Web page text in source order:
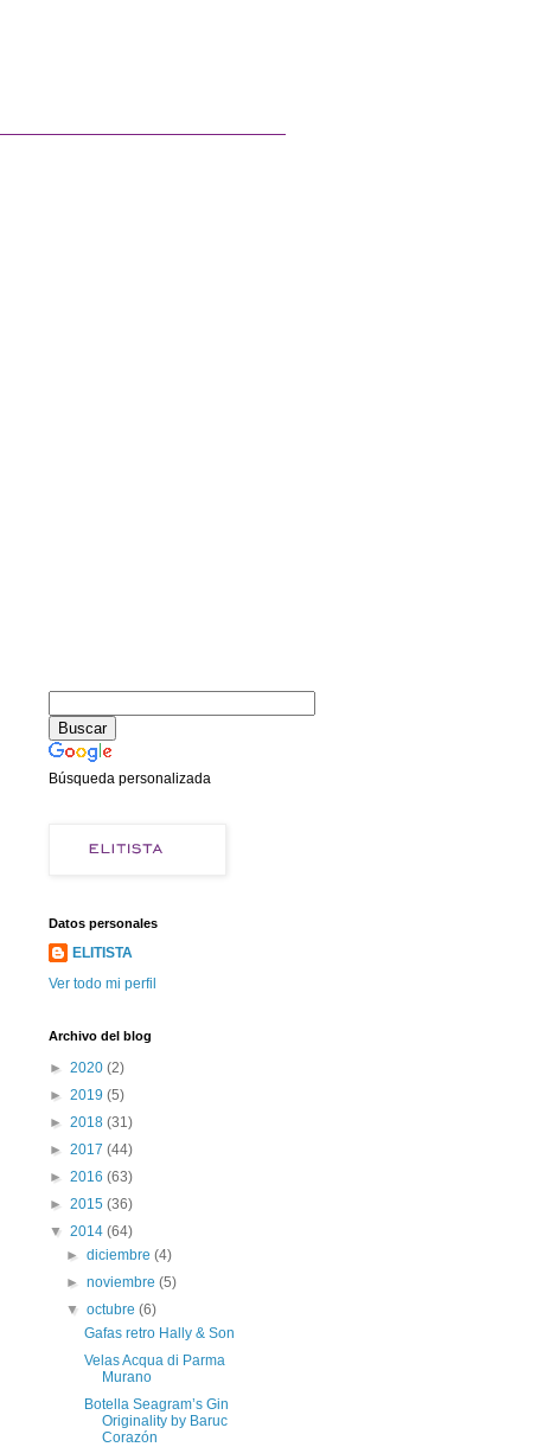
Búsqueda personalizada
Datos personales
ELITISTA
Ver todo mi perfil
Archivo del blog
► 2020 (2)
► 2019 (5)
► 2018 (31)
► 2017 (44)
► 2016 (63)
► 2015 (36)
▼ 2014 (64)
►diciembre(4)
►noviembre(5)
▼octubre(6)
Gafas retro Hally & Son
Velas Acqua di Parma
Murano
Botella Seagram’s Gin
Originality by Baruc
Corazón